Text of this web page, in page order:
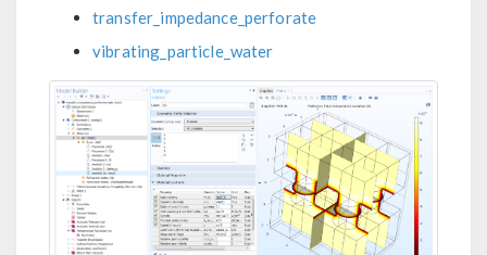
transfer_impedance_perforate
vibrating_particle_water